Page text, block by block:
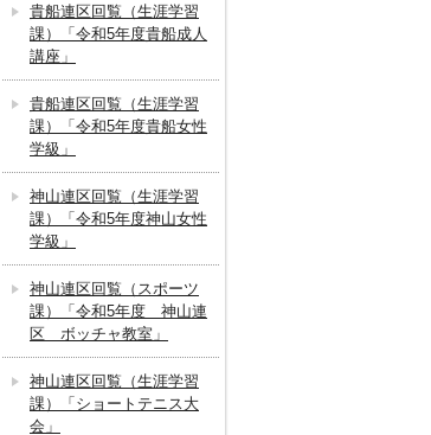
貴船連区回覧（生涯学習
課）「令和5年度貴船成人
講座」
貴船連区回覧（生涯学習
課）「令和5年度貴船女性
学級」
神山連区回覧（生涯学習
課）「令和5年度神山女性
学級」
神山連区回覧（スポーツ
課）「令和5年度 神山連
区 ボッチャ教室」
神山連区回覧（生涯学習
課）「ショートテニス大
会」